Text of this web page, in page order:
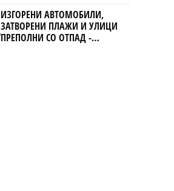
ИЗГОРЕНИ АВТОМОБИЛИ,
ЗАТВОРЕНИ ПЛАЖИ И УЛИЦИ
ПРЕПОЛНИ СО ОТПАД -